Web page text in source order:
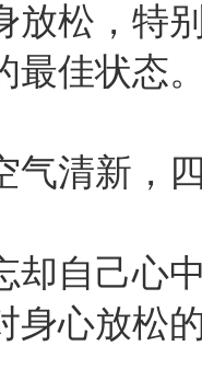
放松，特
最佳状态
清新，四
自己心中
身心放松